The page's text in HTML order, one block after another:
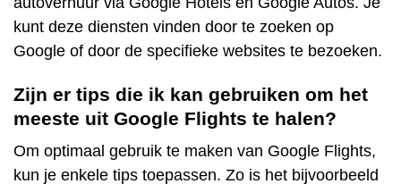
kunt deze diensten vinden door te zoeken op
Google of door de specifieke websites te bezoeken.
Zijn er tips die ik kan gebruiken om het
meeste uit Google Flights te halen?
Om optimaal gebruik te maken van Google Flights,
kun je enkele tips toepassen. Zo is het bijvoorbeeld